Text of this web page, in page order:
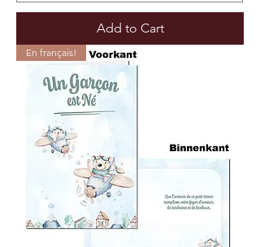
Add to Cart
En français!